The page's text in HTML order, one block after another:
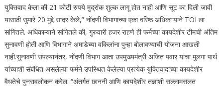
युक्तिवाद केला की 21 कोटी रुपये मुद्रांक शुल्क लागू होत नाही आणि सूट का दिली जावी
यासाठी सुमारे 20 मुद्दे सादर केले,” नोंदणी विभागाच्या एका वरिष्ठ अधिकाऱ्याने TOI ला
सांगितले. अधिकाऱ्याने सांगितले की, गुरुवारी हजर राहणे ही फर्मच्या कायदेशीर टीमची अंतिम
सुनावणी होती आणि विभागाने अमाडेच्या वकिलांना पुन्हा बोलावण्याची योजना आखली
नाही.सुनावणी संपल्यानंतर, नोंदणी विभाग आता उपमुख्यमंत्री अजित पवार यांचा मुलगा पार्थ
यांच्याशी संबंधित असलेल्या फर्मने उपस्थित केलेल्या प्रत्येक युक्तिवादाच्या कायदेशीर
वैधतेचे पुनरावलोकन करेल. “अंतर्गत छाननी आणि कायदेशीर तज्ञांशी सल्लामसलत